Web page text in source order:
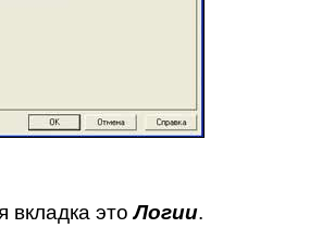
вкладка этоЛогии.